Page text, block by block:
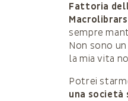
Fattoria
sempre
Non sono
la mia vita
Potrei
una società